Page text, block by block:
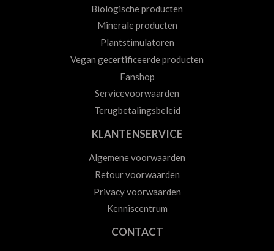
Biologische producten
Minerale producten
Plantstimulatoren
Vegan gecertificeerde producten
Fanshop
Servicevoorwaarden
Terugbetalingsbeleid
KLANTENSERVICE
Algemene voorwaarden
Retour voorwaarden
Privacy voorwaarden
Kenniscentrum
CONTACT